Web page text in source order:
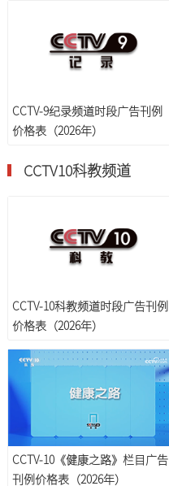
CCTV-9纪录频道时段广告刊例
价格表（2026年）
CCTV10科教频道
CCTV-10科教频道时段广告刊例
价格表（2026年）
CCTV-10《健康之路》栏目广告
刊例价格表（2026年）